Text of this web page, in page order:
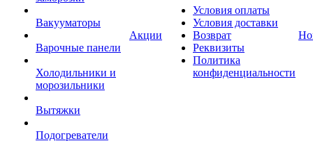
Вакууматоры
Варочные панели
Холодильники и
морозильники
Вытяжки
Подогреватели
Акции
Условия оплаты
Условия доставки
Возврат
Реквизиты
Политика
конфиденциальности